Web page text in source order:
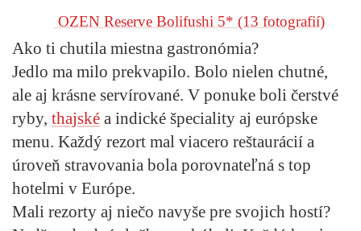
OZEN Reserve Bolifushi 5* (13 fotografií)
Ako ti chutila miestna gastronómia?
Jedlo ma milo prekvapilo. Bolo nielen chutné,
ale aj krásne servírované. V ponuke boli čerstvé
ryby, thajské a indické špeciality aj európske
menu. Každý rezort mal viacero reštaurácií a
úroveň stravovania bola porovnateľná s top
hotelmi v Európe.
Mali rezorty aj niečo navyše pre svojich hostí?